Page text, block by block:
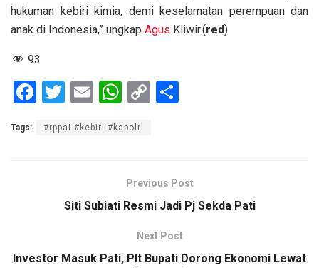
hukuman kebiri kimia, demi keselamatan perempuan dan
anak di Indonesia,” ungkap Agus Kliwir.(red)
93
F
ce
T
tt
E
ail
W
at
A
p
C
n
k
Tags: #rppai #kebiri #kapolri
Previous Post
Siti Subiati Resmi Jadi Pj Sekda Pati
Next Post
Investor Masuk Pati, Plt Bupati Dorong Ekonomi Lewat